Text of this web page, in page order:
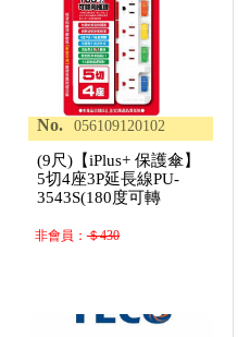
No. 056109120102
(9尺)【iPlus+ 保護傘】
5切4座3P延長線PU-
3543S(180度可轉
非會員：＄430